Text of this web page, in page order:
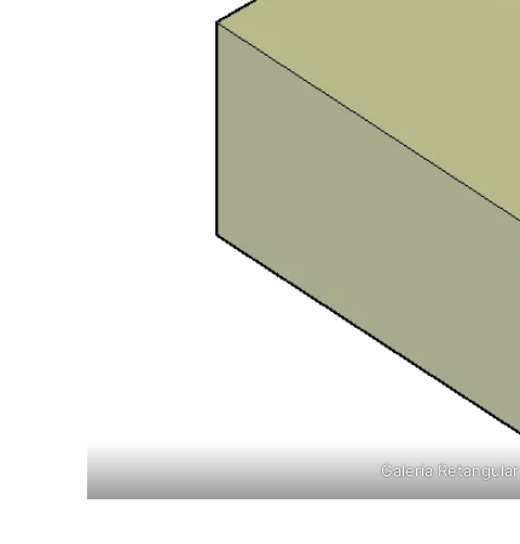
Galeria Retangular